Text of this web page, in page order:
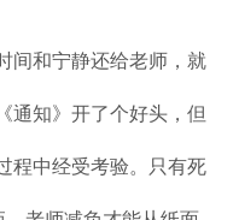
间和宁静还给老师，就
通知》开了个好头，但
程中经受考验。只有死